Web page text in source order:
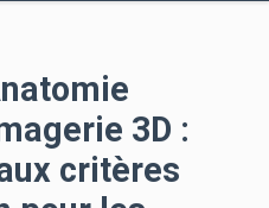
3D :
critères